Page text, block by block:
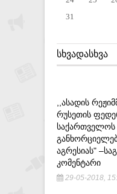
31
ᲡᲮᲕᲐᲓᲐᲡᲮᲕᲐ
,,ᲐᲡᲐᲓᲘᲡ
ᲠᲣᲡᲔᲗᲘᲡ
ᲡᲐᲥᲐᲠᲗᲕᲔᲚᲝᲡ
ᲐᲒᲠᲔᲡᲘᲐᲡ"
ᲙᲝᲛᲔᲜᲢᲐᲠᲘ
29-05-2018,